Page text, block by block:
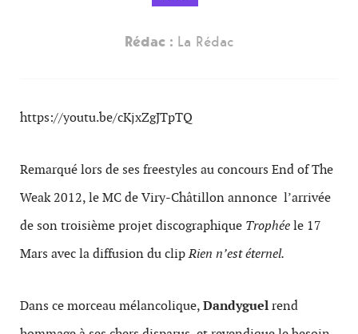
Rédac : La Rédac
https://youtu.be/cKjxZgJTpTQ
Remarqué lors de ses freestyles au concours End of The
Weak 2012, le MC de Viry-Châtillon annonce l’arrivée
de son troisième projet discographique Trophéele 17
Mars avec la diffusion du clipRien n’est éternel.
Dans ce morceau mélancolique,Dandyguelrend